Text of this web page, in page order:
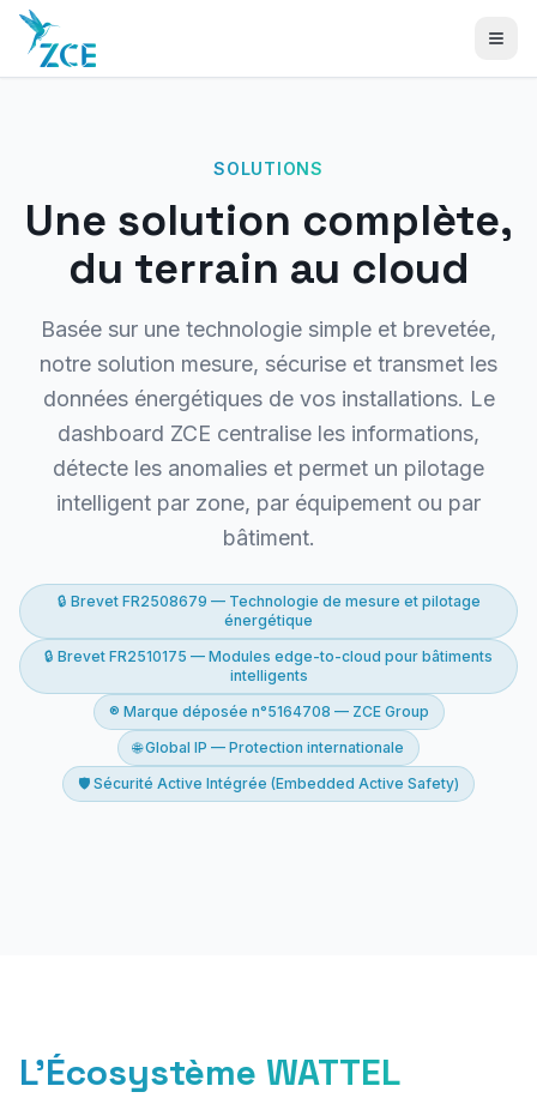
SOLUTIONS
Une solution complète,
du terrain au cloud
Basée sur une technologie simple et brevetée,
notre solution mesure, sécurise et transmet les
données énergétiques de vos installations. Le
dashboard ZCE centralise les informations,
détecte les anomalies et permet un pilotage
intelligent par zone, par équipement ou par
bâtiment.
🔒 Brevet FR2508679 — Technologie de mesure et pilotage
énergétique
🔒 Brevet FR2510175 — Modules edge-to-cloud pour bâtiments
intelligents
® Marque déposée n°5164708 — ZCE Group
🌐 Global IP — Protection internationale
🛡️ Sécurité Active Intégrée (Embedded Active Safety)
L'Écosystème WATTEL